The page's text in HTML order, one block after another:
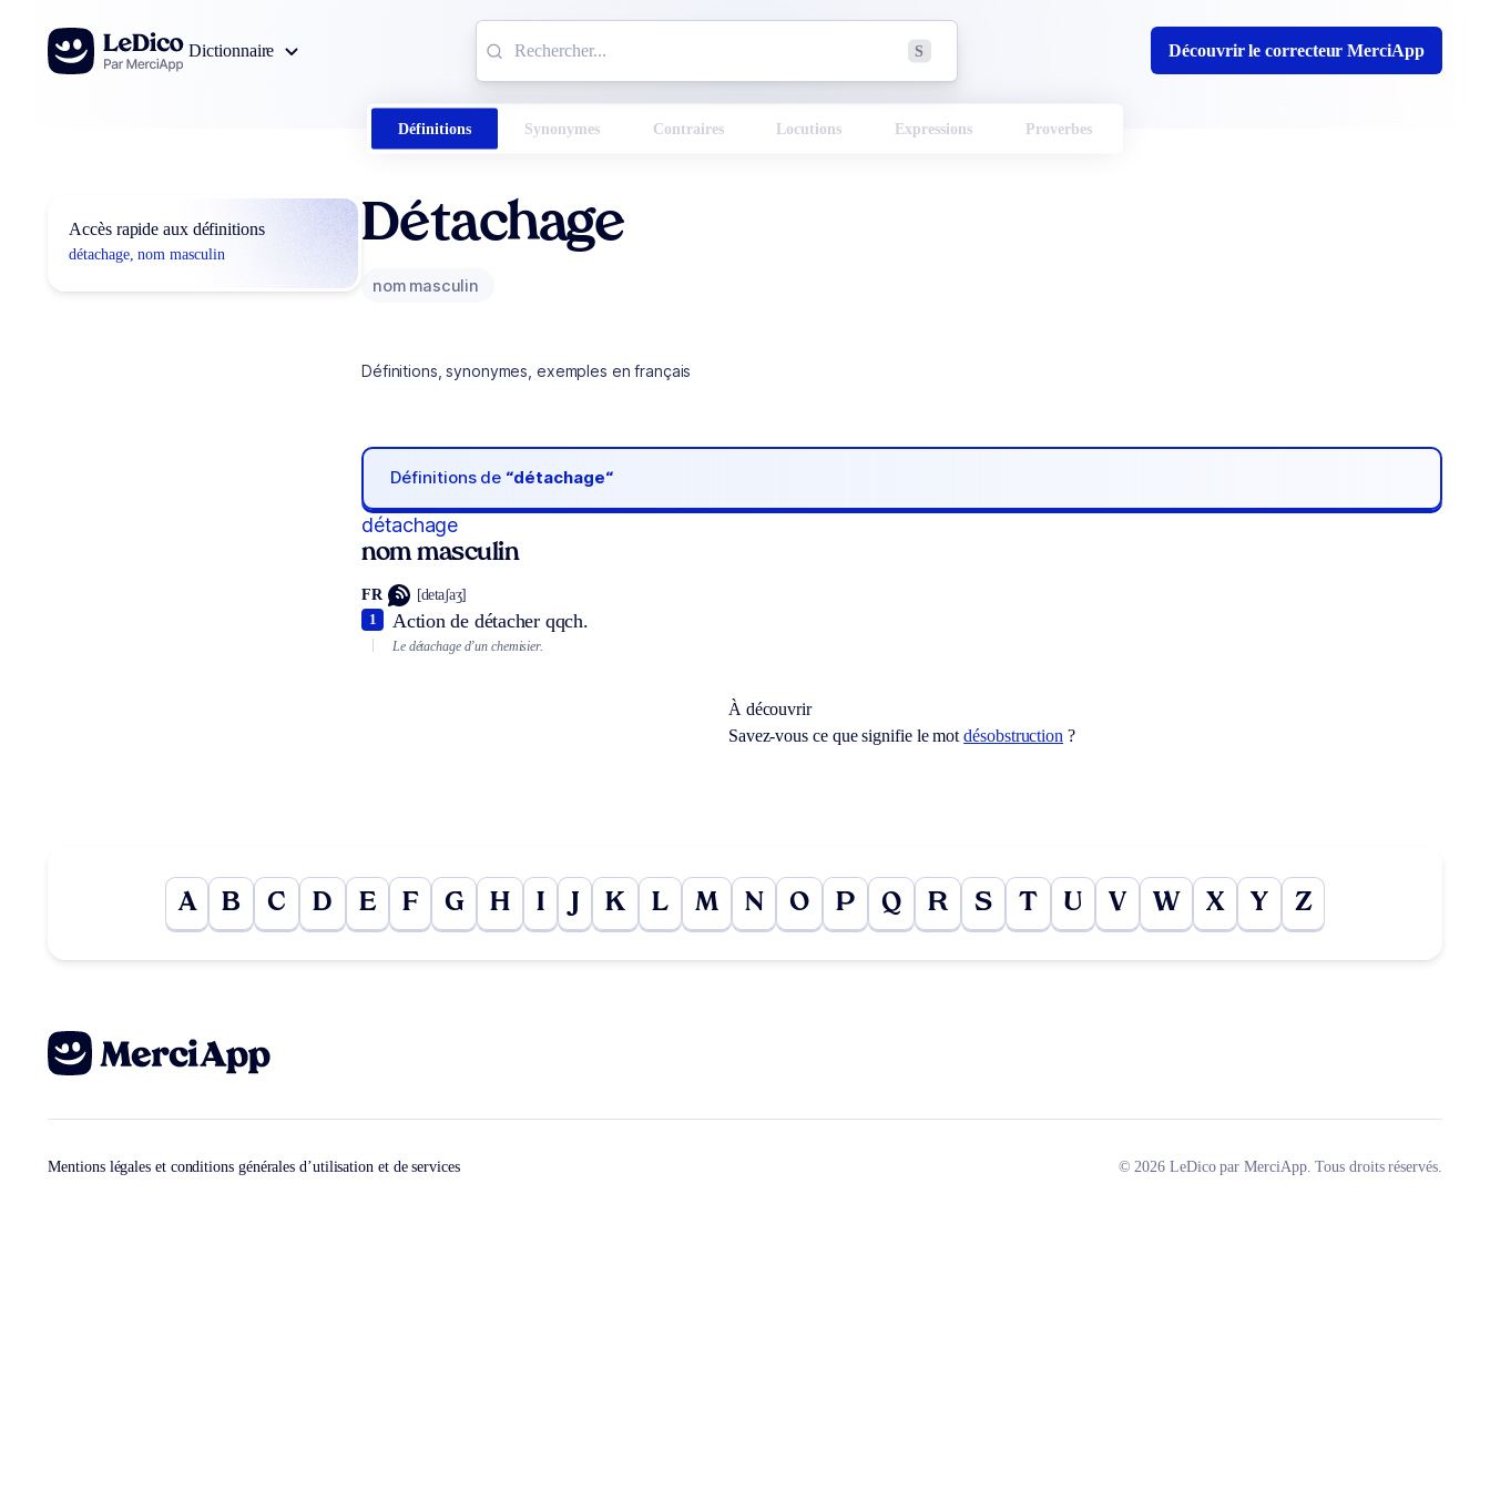
Aller au contenu
Dictionnaire
S Découvrir le correcteur MerciApp
Définitions Synonymes Contraires Locutions Expressions Proverbes
Accès rapide aux définitions
détachage, nom masculin
Détachage
nom masculin
Définitions, synonymes, exemples en français
Définitions de “détachage“
détachage
nom masculin
FR [detaʃaʒ]
Action de détacher qqch.
1
Le détachage d’un chemisier.
À découvrir
Savez-vous ce que signifie le motdésobstruction ?
A B C D E F G H I J K L M N O P Q R S T U V W X Y Z
Mentions légales et conditions générales d’utilisation et de services © 2026 LeDico par MerciApp. Tous droits réservés.